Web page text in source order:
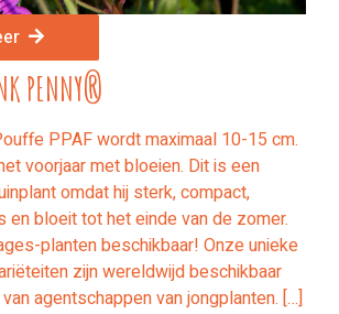
PENNY®
PPAF wordt maximaal 10-15 cm.
voorjaar met bloeien. Dit is een
omdat hij sterk, compact,
en bloeit tot het einde van de zomer.
planten beschikbaar! Onze unieke
zijn wereldwijd beschikbaar
agentschappen van jongplanten. […]